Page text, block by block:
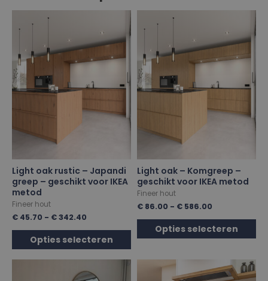
Light oak rustic – Japandi
greep – geschikt voor IKEA
metod
Fineer hout
€ 45.70 - €342.40
Opties selecteren
Light oak – Komgreep –
geschikt voor IKEA metod
Fineer hout
€ 86.00 - € 586.00
Opties selecteren